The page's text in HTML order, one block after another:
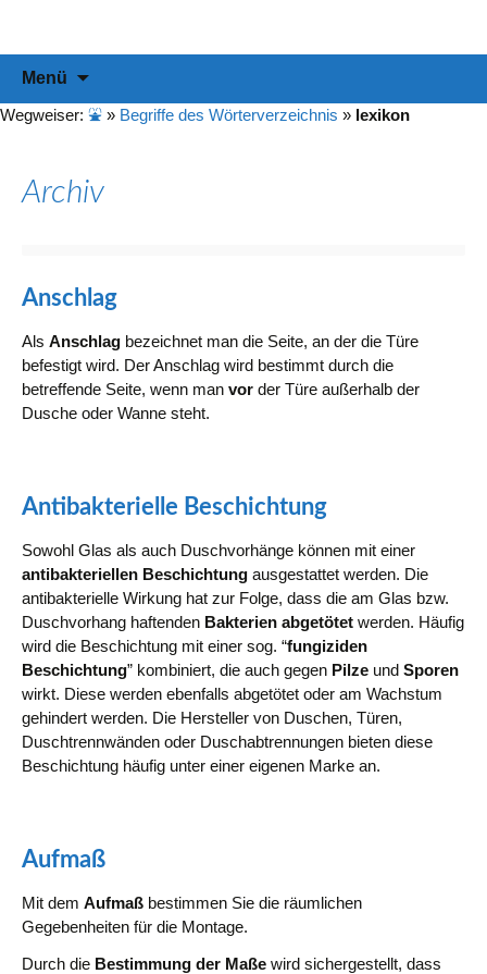
Menü
springen
Wegweiser: ⛲ » Begriffe des Wörterverzeichnis » lexikon
Archiv
Anschlag
Als Anschlag bezeichnet man die Seite, an der die Türe
befestigt wird. Der Anschlag wird bestimmt durch die
betreffende Seite, wenn man vor der Türe außerhalb der
Dusche oder Wanne steht.
Antibakterielle Beschichtung
Sowohl Glas als auch Duschvorhänge können mit einer
antibakteriellen Beschichtung ausgestattet werden. Die
antibakterielle Wirkung hat zur Folge, dass die am Glas bzw.
Duschvorhang haftenden Bakterien abgetötet werden. Häufig
wird die Beschichtung mit einer sog. “fungiziden
Beschichtung” kombiniert, die auch gegen Pilze und Sporen
wirkt. Diese werden ebenfalls abgetötet oder am Wachstum
gehindert werden. Die Hersteller von Duschen, Türen,
Duschtrennwänden oder Duschabtrennungen bieten diese
Beschichtung häufig unter einer eigenen Marke an.
Aufmaß
Mit dem Aufmaß bestimmen Sie die räumlichen
Gegebenheiten für die Montage.
Durch die Bestimmung der Maße wird sichergestellt, dass